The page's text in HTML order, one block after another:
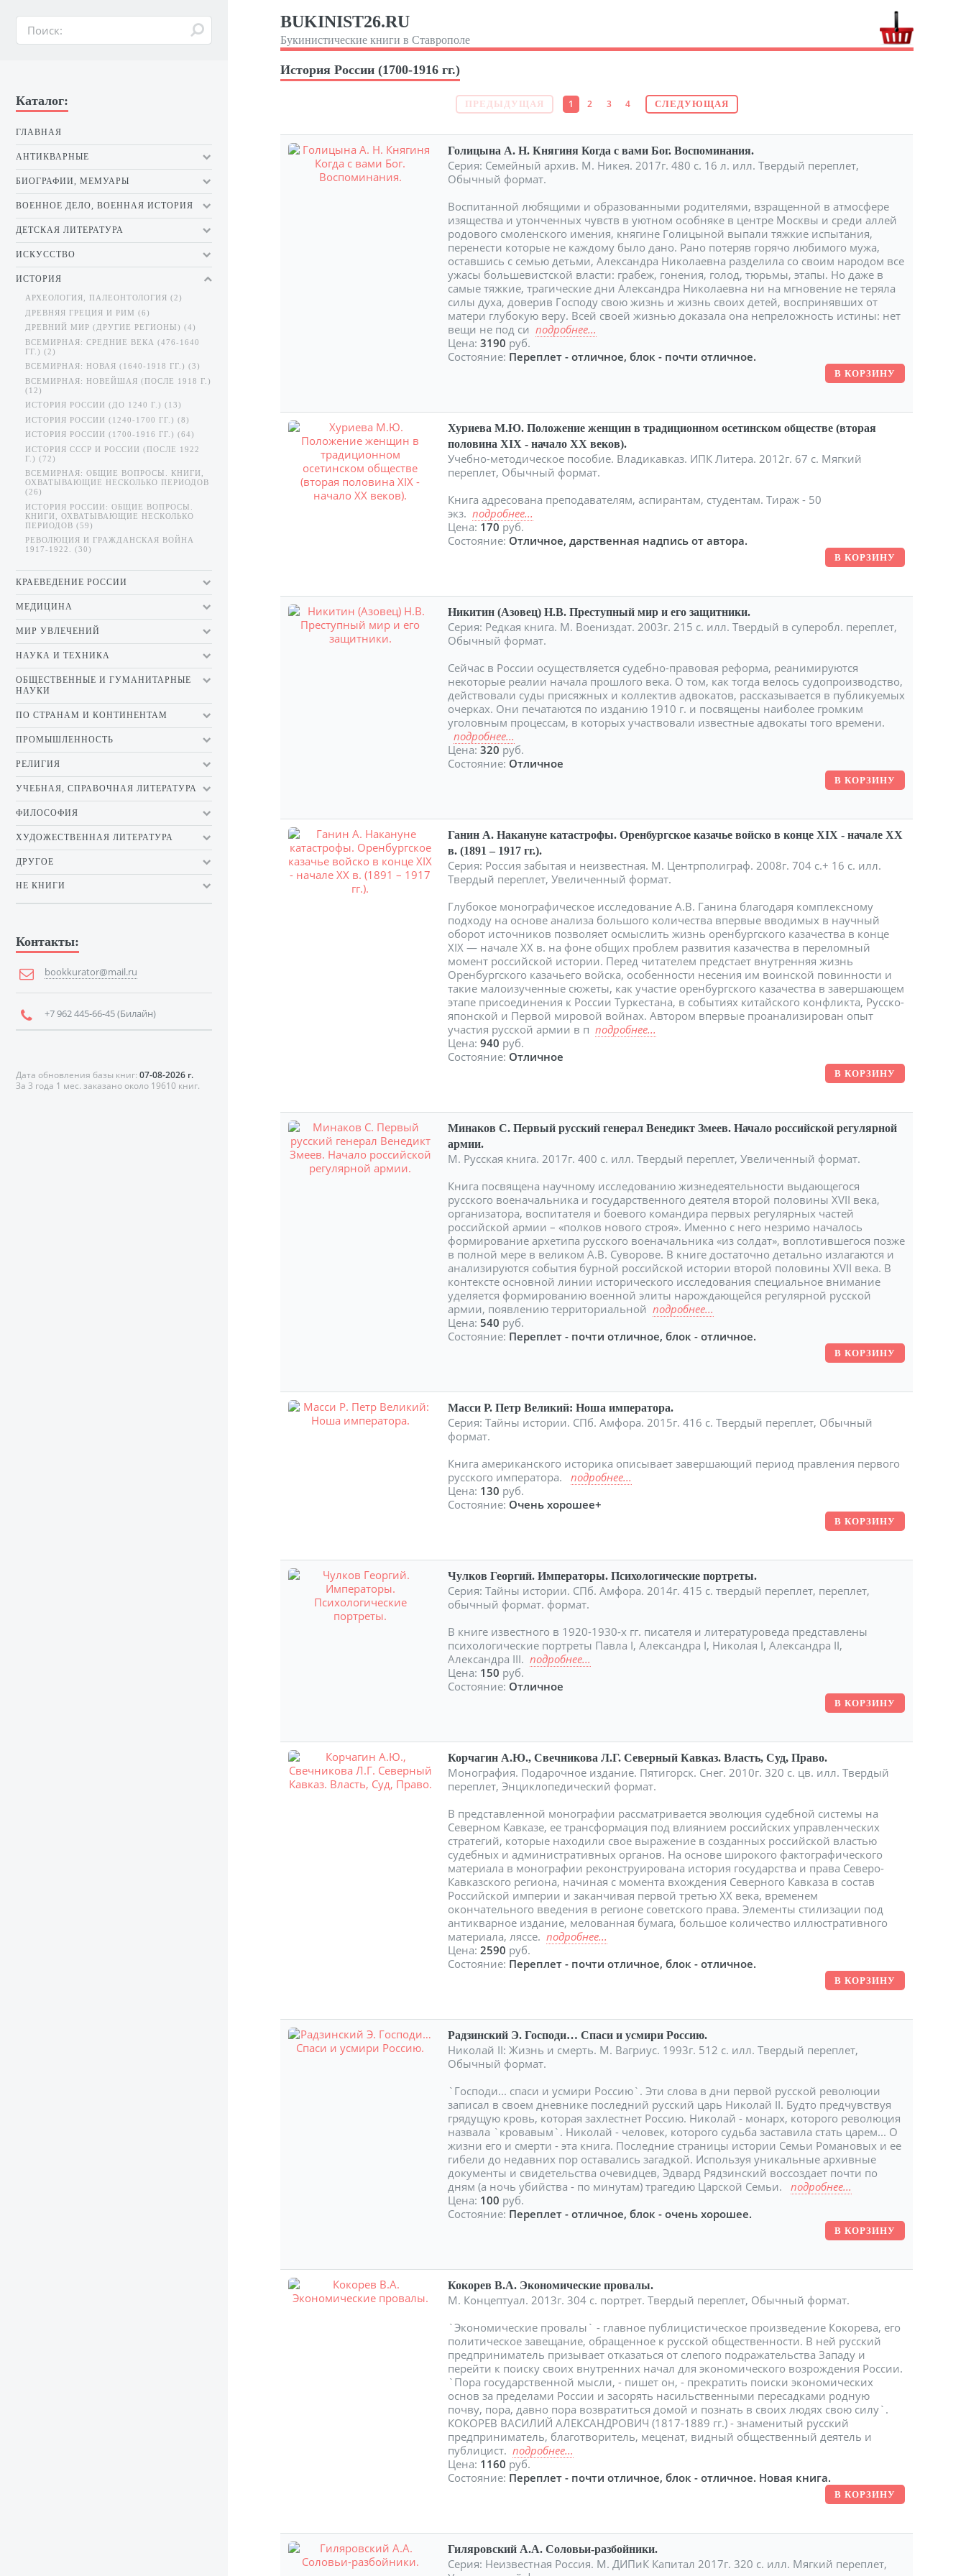
BUKINIST26.RU
Букинистические книги в Ставрополе
История России (1700-1916 гг.)
ПРЕДЫДУЩАЯ 1 2 3 4 СЛЕДУЮЩАЯ
Голицына А. Н. Княгиня Когда с вами Бог. Воспоминания.
Серия: Семейный архив. М. Никея. 2017г. 480 с. 16 л. илл. Твердый переплет,
Обычный формат.
Воспитанной любящими и образованными родителями, взращенной в атмосфере
изящества и утонченных чувств в уютном особняке в центре Москвы и среди аллей
родового смоленского имения, княгине Голицыной выпали тяжкие испытания,
перенести которые не каждому было дано. Рано потеряв горячо любимого мужа,
оставшись с семью детьми, Александра Николаевна разделила со своим народом все
ужасы большевистской власти: грабеж, гонения, голод, тюрьмы, этапы. Но даже в
самые тяжкие, трагические дни Александра Николаевна ни на мгновение не теряла
силы духа, доверив Господу свою жизнь и жизнь своих детей, воспринявших от
матери глубокую веру. Всей своей жизнью доказала она непреложность истины: нет
вещи не под сиподробнее...
Цена:3190 руб.
Состояние: Переплет - отличное, блок - почти отличное.
Хуриева М.Ю. Положение женщин в традиционном осетинском обществе (вторая
половина XIX - начало XX веков).
Учебно-методическое пособие. Владикавказ. ИПК Литера. 2012г. 67 с. Мягкий
переплет, Обычный формат.
Книга адресована преподавателям, аспирантам, студентам. Тираж - 50
экз.подробнее...
Цена: 170 руб.
Состояние: Отличное, дарственная надпись от автора.
Никитин (Азовец) Н.В. Преступный мир и его защитники.
Серия: Редкая книга. М. Воениздат. 2003г. 215 с. илл. Твердый в суперобл. переплет,
Обычный формат.
Сейчас в России осуществляется судебно-правовая реформа, реанимируются
некоторые реалии начала прошлого века. О том, как тогда велось судопроизводство,
действовали суды присяжных и коллектив адвокатов, рассказывается в публикуемых
очерках. Они печатаются по изданию 1910 г. и посвящены наиболее громким
уголовным процессам, в которых участвовали известные адвокаты того времени.
подробнее...
Цена:320 руб.
Состояние: Отличное
Ганин А. Накануне катастрофы. Оренбургское казачье войско в конце XIX - начале XX
в. (1891 – 1917 гг.).
Серия: Россия забытая и неизвестная. М. Центрполиграф. 2008г. 704 с.+ 16 с. илл.
Твердый переплет, Увеличенный формат.
Глубокое монографическое исследование А.В. Ганина благодаря комплексному
подходу на основе анализа большого количества впервые вводимых в научный
оборот источников позволяет осмыслить жизнь оренбургского казачества в конце
XIX — начале XX в. на фоне общих проблем развития казачества в переломный
момент российской истории. Перед читателем предстает внутренняя жизнь
Оренбургского казачьего войска, особенности несения им воинской повинности и
такие малоизученные сюжеты, как участие оренбургского казачества в завершающем
этапе присоединения к России Туркестана, в событиях китайского конфликта, Русско-
японской и Первой мировой войнах. Автором впервые проанализирован опыт
участия русской армии в пподробнее...
Цена:940 руб.
Состояние: Отличное
Минаков С. Первый русский генерал Венедикт Змеев. Начало российской регулярной
армии.
М. Русская книга. 2017г. 400 с. илл. Твердый переплет, Увеличенный формат.
Книга посвящена научному исследованию жизнедеятельности выдающегося
русского военачальника и государственного деятеля второй половины XVII века,
организатора, воспитателя и боевого командира первых регулярных частей
российской армии – «полков нового строя». Именно с него незримо началось
формирование архетипа русского военачальника «из солдат», воплотившегося позже
в полной мере в великом А.В. Суворове. В книге достаточно детально излагаются и
анализируются события бурной российской истории второй половины XVII века. В
контексте основной линии исторического исследования специальное внимание
уделяется формированию военной элиты нарождающейся регулярной русской
армии, появлению территориальнойподробнее...
Цена:540 руб.
Состояние: Переплет - почти отличное, блок - отличное.
Масси Р. Петр Великий: Ноша императора.
Серия: Тайны истории. СПб. Амфора. 2015г. 416 с. Твердый переплет, Обычный
формат.
Книга американского историка описывает завершающий период правления первого
русского императора.подробнее...
Цена: 130 руб.
Состояние: Очень хорошее+
Чулков Георгий. Императоры. Психологические портреты.
Серия: Тайны истории. СПб. Амфора. 2014г. 415 с. твердый переплет, переплет,
обычный формат. формат.
В книге известного в 1920-1930-х гг. писателя и литературоведа представлены
психологические портреты Павла I, Александра I, Николая I, Александра II,
Александра III.подробнее...
Цена: 150 руб.
Состояние: Отличное
Корчагин А.Ю., Свечникова Л.Г. Северный Кавказ. Власть, Суд, Право.
Монография. Подарочное издание. Пятигорск. Снег. 2010г. 320 с. цв. илл. Твердый
переплет, Энциклопедический формат.
В представленной монографии рассматривается эволюция судебной системы на
Северном Кавказе, ее трансформация под влиянием российских управленческих
стратегий, которые находили свое выражение в созданных российской властью
судебных и административных органов. На основе широкого фактографического
материала в монографии реконструирована история государства и права Северо-
Кавказского региона, начиная с момента вхождения Северного Кавказа в состав
Российской империи и заканчивая первой третью ХХ века, временем
окончательного введения в регионе советского права. Элементы стилизации под
антикварное издание, мелованная бумага, большое количество иллюстративного
материала, ляссе.подробнее...
Цена:2590 руб.
Состояние: Переплет - почти отличное, блок - отличное.
Радзинский Э. Господи… Спаси и усмири Россию.
Николай II: Жизнь и смерть. М. Вагриус. 1993г. 512 с. илл. Твердый переплет,
Обычный формат.
`Господи... спаси и усмири Россию`. Эти слова в дни первой русской революции
записал в своем дневнике последний русский царь Николай II. Будто предчувствуя
грядущую кровь, которая захлестнет Россию. Николай - монарх, которого революция
назвала `кровавым`. Николай - человек, которого судьба заставила стать царем... О
жизни его и смерти - эта книга. Последние страницы истории Семьи Романовых и ее
гибели до недавних пор оставались загадкой. Используя уникальные архивные
документы и свидетельства очевидцев, Эдвард Рядзинский воссоздает почти по
дням (а ночь убийства - по минутам) трагедию Царской Семьи.подробнее...
Цена: 100 руб.
Состояние: Переплет - отличное, блок - очень хорошее.
Кокорев В.А. Экономические провалы.
М. Концептуал. 2013г. 304 с. портрет. Твердый переплет, Обычный формат.
`Экономические провалы` - главное публицистическое произведение Кокорева, его
политическое завещание, обращенное к русской общественности. В ней русский
предприниматель призывает отказаться от слепого подражательства Западу и
перейти к поиску своих внутренних начал для экономического возрождения России.
`Пора государственной мысли, - пишет он, - прекратить поиски экономических
основ за пределами России и засорять насильственными пересадками родную
почву, пора, давно пора возвратиться домой и познать в своих людях свою силу`.
КОКОРЕВ ВАСИЛИЙ АЛЕКСАНДРОВИЧ (1817-1889 гг.) - знаменитый русский
предприниматель, благотворитель, меценат, видный общественный деятель и
публицист.подробнее...
Цена: 1160 руб.
Состояние: Переплет - почти отличное, блок - отличное. Новая книга.
Гиляровский А.А. Соловьи-разбойники.
Серия: Неизвестная Россия. М. ДИПиК Капитал 2017г. 320 с. илл. Мягкий переплет,
Каталог:
ГЛАВНАЯ
АНТИКВАРНЫЕ
БИОГРАФИИ, МЕМУАРЫ
ВОЕННОЕ ДЕЛО, ВОЕННАЯ ИСТОРИЯ
ДЕТСКАЯ ЛИТЕРАТУРА
ИСКУССТВО
ИСТОРИЯ
АРХЕОЛОГИЯ, ПАЛЕОНТОЛОГИЯ (2)
ДРЕВНЯЯ ГРЕЦИЯ И РИМ (6)
ДРЕВНИЙ МИР (ДРУГИЕ РЕГИОНЫ) (4)
ВСЕМИРНАЯ: СРЕДНИЕ ВЕКА (476-1640
ГГ.) (2)
ВСЕМИРНАЯ: НОВАЯ (1640-1918 ГГ.) (3)
ВСЕМИРНАЯ: НОВЕЙШАЯ (ПОСЛЕ 1918 Г.)
(12)
ИСТОРИЯ РОССИИ (ДО 1240 Г.) (13)
ИСТОРИЯ РОССИИ (1240-1700 ГГ.) (8)
ИСТОРИЯ РОССИИ (1700-1916 ГГ.) (64)
ИСТОРИЯ СССР И РОССИИ (ПОСЛЕ 1922
Г.) (72)
ВСЕМИРНАЯ: ОБЩИЕ ВОПРОСЫ. КНИГИ,
ОХВАТЫВАЮЩИЕ НЕСКОЛЬКО ПЕРИОДОВ
(26)
ИСТОРИЯ РОССИИ: ОБЩИЕ ВОПРОСЫ.
КНИГИ, ОХВАТЫВАЮЩИЕ НЕСКОЛЬКО
ПЕРИОДОВ (59)
РЕВОЛЮЦИЯ И ГРАЖДАНСКАЯ ВОЙНА
1917-1922. (30)
КРАЕВЕДЕНИЕ РОССИИ
МЕДИЦИНА
МИР УВЛЕЧЕНИЙ
НАУКА И ТЕХНИКА
ОБЩЕСТВЕННЫЕ И ГУМАНИТАРНЫЕ
НАУКИ
ПО СТРАНАМ И КОНТИНЕНТАМ
ПРОМЫШЛЕННОСТЬ
РЕЛИГИЯ
УЧЕБНАЯ, СПРАВОЧНАЯ ЛИТЕРАТУРА
ФИЛОСОФИЯ
ХУДОЖЕСТВЕННАЯ ЛИТЕРАТУРА
ДРУГОЕ
НЕ КНИГИ
Контакты:
bookkurator@mail.ru
+7 962 445-66-45 (Билайн)
Дата обновления базы книг: 07-08-2026 г.
За 3 года 1 мес. заказано около 19610 книг.